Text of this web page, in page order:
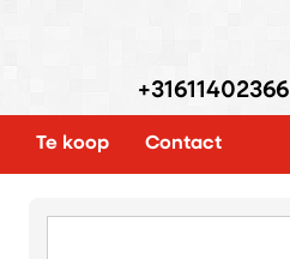
+31611402366
Te koop Contact